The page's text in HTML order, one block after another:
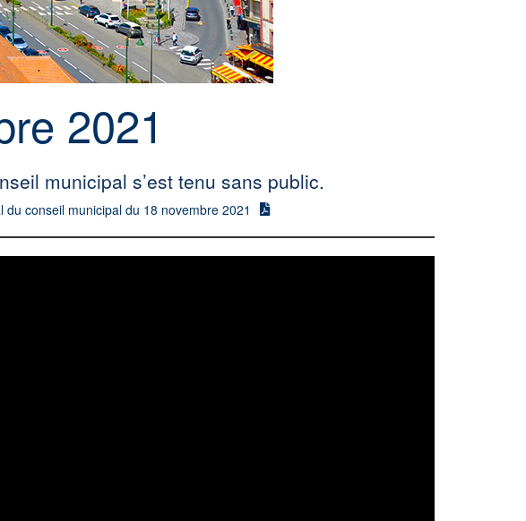
2021
municipal s’est tenu sans public.
du conseil municipal du 18 novembre 2021